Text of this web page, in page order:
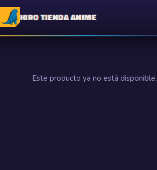
HIRO TIENDA ANIME
Este producto ya no está disponible.